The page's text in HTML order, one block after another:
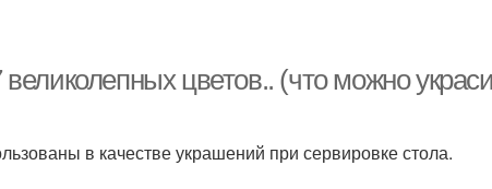
великолепных цветов.. (что можно
в качестве украшений при сервировке стола.